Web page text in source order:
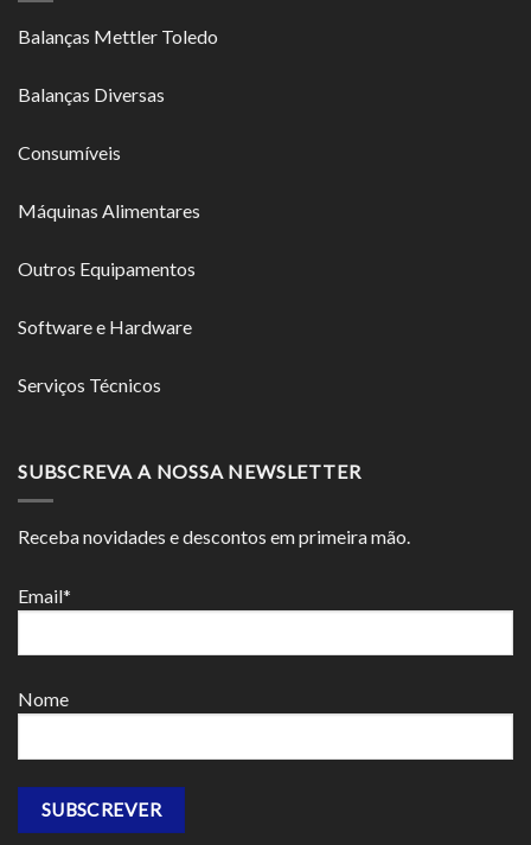
Balanças Mettler Toledo
Balanças Diversas
Consumíveis
Máquinas Alimentares
Outros Equipamentos
Software e Hardware
Serviços Técnicos
SUBSCREVA A NOSSA NEWSLETTER
Receba novidades e descontos em primeira mão.
Email*
Nome